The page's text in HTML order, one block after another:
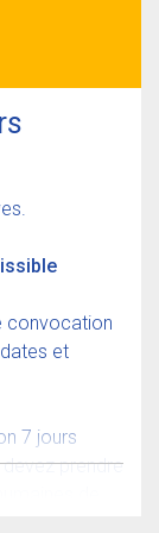
convocation
et
7 jours
prendre